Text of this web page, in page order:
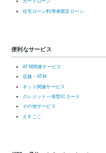
カードローン
住宅ローン利用者限定ローン
便利なサービス
ATM関連サービス
店舗・ATM
ネット関連サービス
クレジット一体型ICカード
その他サービス
えすここ